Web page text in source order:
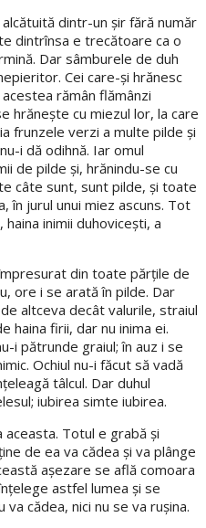
dintr-un şir fără număr
dintrînsa e trecătoare ca o
Dar sâmburele de duh
Cei care-şi hrănesc
rămân flămânzi
hrăneşte cu miezul lor, la care
frunzele verzi a multe pilde şi
i dă odihnă. Iar omul
de pilde şi, hrănindu-se cu
câte sunt, sunt pilde, şi toate
în jurul unui miez ascuns. Tot
inimii duhoviceşti, a
din toate părţile de
ore i se arată în pilde. Dar
altceva decât valurile, straiul
haina firii, dar nu inima ei.
i pătrunde graiul; în auz i se
Ochiul nu-i făcut să vadă
tâlcul. Dar duhul
iubirea simte iubirea.
aceasta. Totul e grabă şi
de ea va cădea şi va plânge
aşezare se află comoara
astfel lumea şi se
cădea, nici nu se va ruşina.